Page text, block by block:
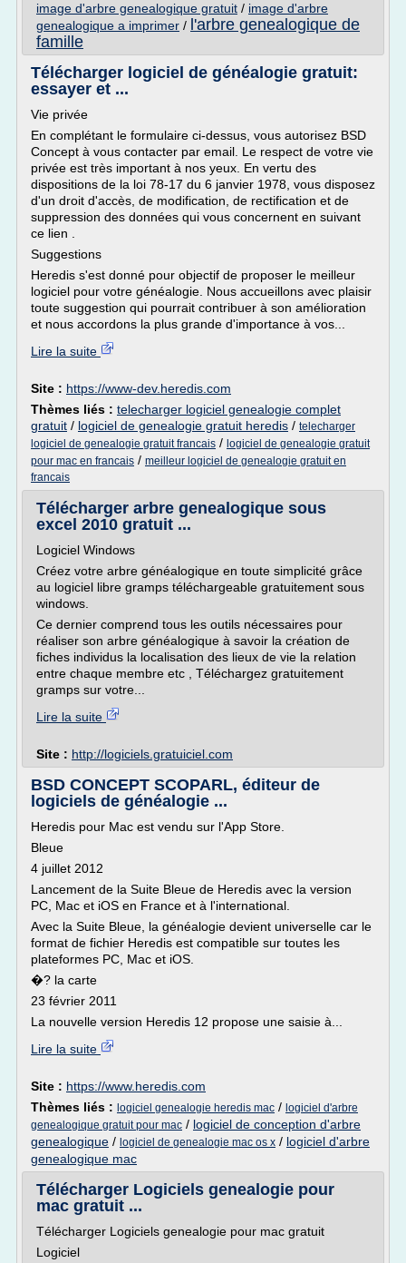
image d'arbre genealogique gratuit / image d'arbre
genealogique a imprimer / l'arbre genealogique de
famille
Télécharger logiciel de généalogie gratuit:
essayer et ...
Vie privée
En complétant le formulaire ci-dessus, vous autorisez BSD
Concept à vous contacter par email. Le respect de votre vie
privée est très important à nos yeux. En vertu des
dispositions de la loi 78-17 du 6 janvier 1978, vous disposez
d'un droit d'accès, de modification, de rectification et de
suppression des données qui vous concernent en suivant
ce lien .
Suggestions
Heredis s'est donné pour objectif de proposer le meilleur
logiciel pour votre généalogie. Nous accueillons avec plaisir
toute suggestion qui pourrait contribuer à son amélioration
et nous accordons la plus grande d'importance à vos...
Lire la suite
Site : https://www-dev.heredis.com
Thèmes liés : telecharger logiciel genealogie complet
gratuit / logiciel de genealogie gratuit heredis / telecharger
logiciel de genealogie gratuit francais / logiciel de genealogie gratuit
pour mac en francais / meilleur logiciel de genealogie gratuit en
francais
Télécharger arbre genealogique sous
excel 2010 gratuit ...
Logiciel Windows
Créez votre arbre généalogique en toute simplicité grâce
au logiciel libre gramps téléchargeable gratuitement sous
windows.
Ce dernier comprend tous les outils nécessaires pour
réaliser son arbre généalogique à savoir la création de
fiches individus la localisation des lieux de vie la relation
entre chaque membre etc , Téléchargez gratuitement
gramps sur votre...
Lire la suite
Site : http://logiciels.gratuiciel.com
BSD CONCEPT SCOPARL, éditeur de
logiciels de généalogie ...
Heredis pour Mac est vendu sur l'App Store.
Bleue
4 juillet 2012
Lancement de la Suite Bleue de Heredis avec la version
PC, Mac et iOS en France et à l'international.
Avec la Suite Bleue, la généalogie devient universelle car le
format de fichier Heredis est compatible sur toutes les
plateformes PC, Mac et iOS.
�? la carte
23 février 2011
La nouvelle version Heredis 12 propose une saisie à...
Lire la suite
Site : https://www.heredis.com
Thèmes liés : logiciel genealogie heredis mac / logiciel d'arbre
genealogique gratuit pour mac / logiciel de conception d'arbre
genealogique / logiciel de genealogie mac os x / logiciel d'arbre
genealogique mac
Télécharger Logiciels genealogie pour
mac gratuit ...
Télécharger Logiciels genealogie pour mac gratuit
Logiciel